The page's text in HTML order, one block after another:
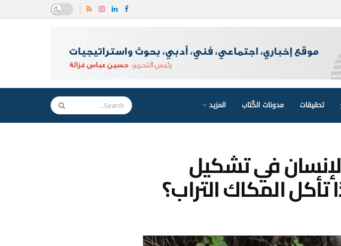
تحقيقات مدونات الكُتاب المزيد
في تشكيل
تأكل المكاك التراب؟